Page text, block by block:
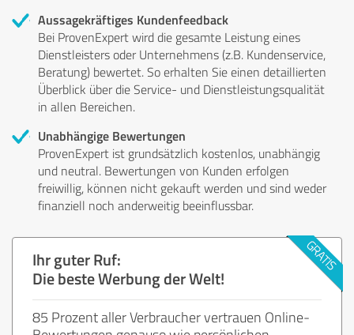
Aussagekräftiges Kundenfeedback
Bei ProvenExpert wird die gesamte Leistung eines
Dienstleisters oder Unternehmens (z.B. Kundenservice,
Beratung) bewertet. So erhalten Sie einen detaillierten
Überblick über die Service- und Dienstleistungsqualität
in allen Bereichen.
Unabhängige Bewertungen
ProvenExpert ist grundsätzlich kostenlos, unabhängig
und neutral. Bewertungen von Kunden erfolgen
freiwillig, können nicht gekauft werden und sind weder
finanziell noch anderweitig beeinflussbar.
Ihr guter Ruf:
Die beste Werbung der Welt!
85 Prozent aller Verbraucher vertrauen Online-